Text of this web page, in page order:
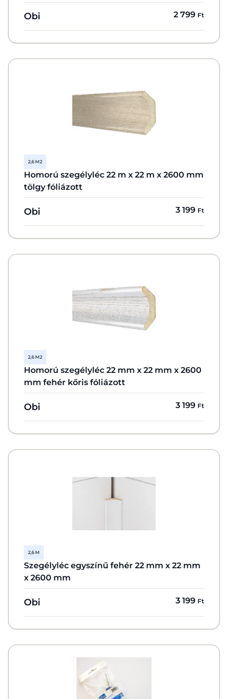
Obi 2 799 Ft
2,6 M2
Homorú szegélyléc 22 m x 22 m x 2600 mm
tölgy fóliázott
Obi 3 199 Ft
2,6 M2
Homorú szegélyléc 22 mm x 22 mm x 2600
mm fehér kőris fóliázott
Obi 3 199 Ft
2,6 M
Szegélyléc egyszínű fehér 22 mm x 22 mm
x 2600 mm
Obi 3 199 Ft